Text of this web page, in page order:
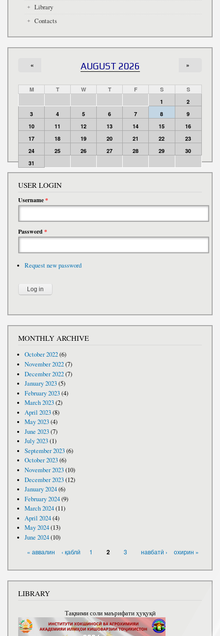
Library
Contacts
AUGUST 2026
« »
M T W T F S
S
1
2
3
4 5 6 7 8
9
10
11 12 13 14 15
16
17
18 19 20 21 22
23
24
25 26 27 28 29
30
31
USER LOGIN
Username*
Password*
Request new password
MONTHLY ARCHIVE
October 2022(6)
November 2022(7)
December 2022(7)
January 2023(5)
February 2023(4)
March 2023(2)
April 2023(8)
May 2023(4)
June 2023(7)
July 2023(1)
September 2023(6)
October 2023(6)
November 2023(10)
December 2023(12)
January 2024(6)
February 2024(9)
March 2024(11)
April 2024(4)
May 2024(13)
June 2024(10)
« аввалин ‹ қаблӣ 1 2 3 навбатӣ › охирин »
LIBRARY
Тақвими соли маърифати ҳуқуқӣ